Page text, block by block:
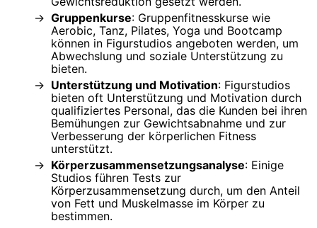
Gruppenkurse: Gruppenfitnesskurse wie
Aerobic, Tanz, Pilates, Yoga und Bootcamp
können in Figurstudios angeboten werden, um
Abwechslung und soziale Unterstützung zu
bieten.
Unterstützung und Motivation: Figurstudios
bieten oft Unterstützung und Motivation durch
qualifiziertes Personal, das die Kunden bei ihren
Bemühungen zur Gewichtsabnahme und zur
Verbesserung der körperlichen Fitness
unterstützt.
Körperzusammensetzungsanalyse: Einige
Studios führen Tests zur
Körperzusammensetzung durch, um den Anteil
von Fett und Muskelmasse im Körper zu
bestimmen.